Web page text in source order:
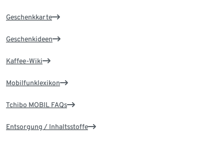
Geschenkkarte
Geschenkideen
Kaffee-Wiki
Mobilfunklexikon
Tchibo MOBIL FAQs
Entsorgung / Inhaltsstoffe